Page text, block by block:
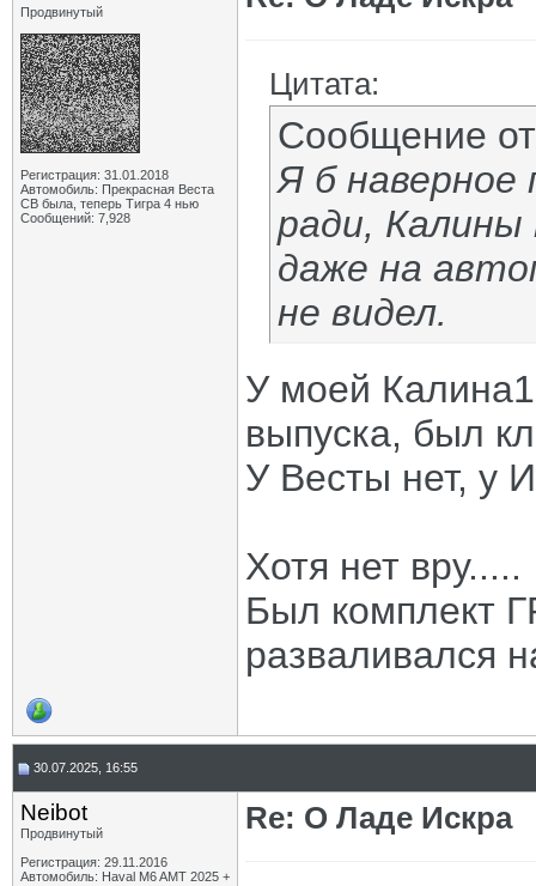
Продвинутый
Регистрация: 31.01.2018
Автомобиль: Прекрасная Веста
СВ была, теперь Тигра 4 нью
Сообщений: 7,928
Цитата:
Сообщение
Я б наверное
ради,
даже на
не видел.
У моей
выпуска, был
У Весты нет, у
Хотя нет вру.....
Был комплект
разваливался
30.07.2025, 16:55
Neibot
Продвинутый
Регистрация: 29.11.2016
Автомобиль: Haval M6 AMT 2025 +
Re: О Ладе Искра